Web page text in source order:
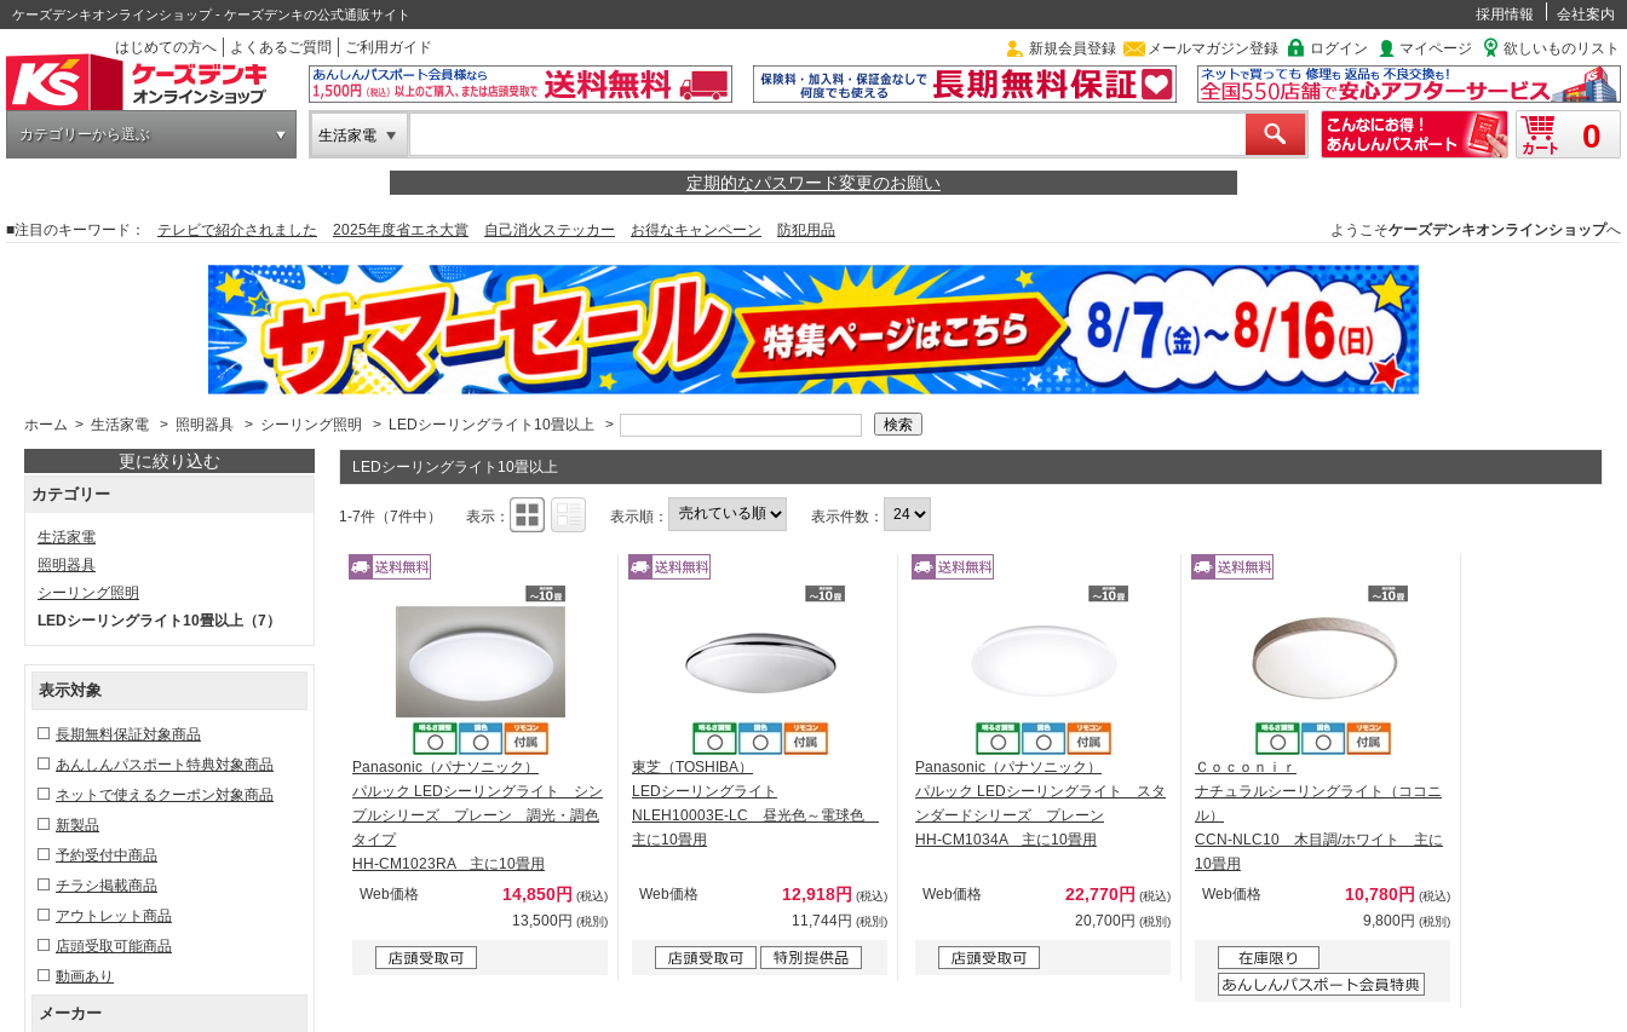
ケーズデンキオンラインショップ - ケーズデンキの公式通販サイト 採用情報
会社案内
はじめての方へ
よくあるご質問 ご利用ガイド 新規会員登録 メールマガジン登録 ログイン マイページ 欲しいものリスト
カテゴリーから選ぶ 生活家電 0
定期的なパスワード変更のお願い
■注目のキーワード： テレビで紹介されました 2025年度省エネ大賞 自己消火ステッカー お得なキャンペーン 防犯用品 ようこそケーズデンキオンラインショップへ
ホーム > 生活家電 > 照明器具 > シーリング照明 > LEDシーリングライト10畳以上 >
更に絞り込む
カテゴリー
生活家電
照明器具
シーリング照明
LEDシーリングライト10畳以上 （7）
表示対象
長期無料保証対象商品
あんしんパスポート特典対象商品
ネットで使えるクーポン対象商品
新製品
予約受付中商品
チラシ掲載商品
アウトレット商品
店頭受取可能商品
動画あり
メーカー
LEDシーリングライト10畳以上
1-7件（7件中） 表示： 表示順： 表示件数：
Panasonic（パナソニック）
パルック LEDシーリングライト シン
プルシリーズ プレーン 調光・調色
タイプ
HH-CM1023RA 主に10畳用
Web価格
14,850円 (税込)
13,500円 (税別)
東芝（TOSHIBA）
LEDシーリングライト
NLEH10003E-LC 昼光色～電球色
主に10畳用
Web価格 12,918円 (税込)
11,744円 (税別)
Panasonic（パナソニック）
パルック LEDシーリングライト スタ
ンダードシリーズ プレーン
HH-CM1034A 主に10畳用
Web価格 22,770円 (税込)
20,700円 (税別)
Ｃｏｃｏｎｉｒ
ナチュラルシーリングライト（ココニ
ル）
CCN-NLC10 木目調/ホワイト 主に
10畳用
Web価格
10,780円 (税込)
9,800円 (税別)